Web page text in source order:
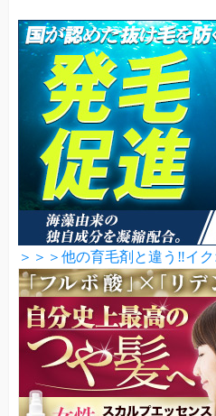
＞＞＞他の育毛剤と違う‼イ